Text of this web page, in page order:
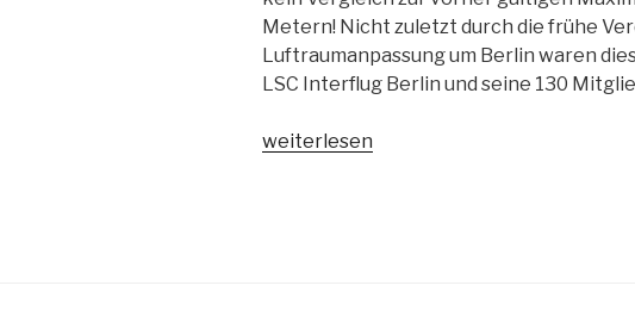
Metern! Nicht zuletzt durch die frühe
Luftraumanpassung um Berlin waren
LSC Interflug Berlin und seine 130
„Ein
weiterlesen